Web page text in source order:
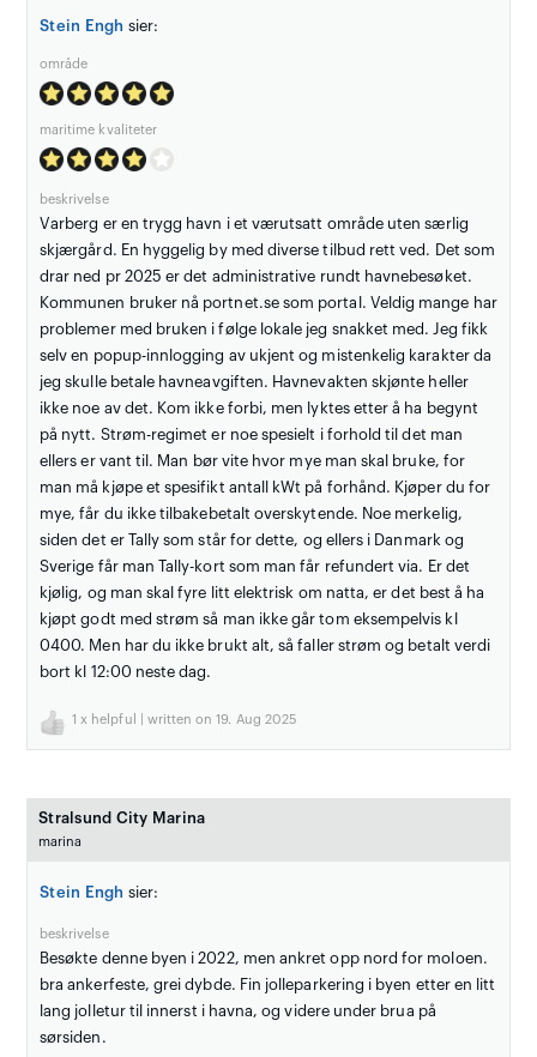
Stein Engh sier:
område
maritime kvaliteter
beskrivelse
Varberg er en trygg havn i et værutsatt område uten særlig
skjærgård. En hyggelig by med diverse tilbud rett ved. Det som
drar ned pr 2025 er det administrative rundt havnebesøket.
Kommunen bruker nå portnet.se som portal. Veldig mange har
problemer med bruken i følge lokale jeg snakket med. Jeg fikk
selv en popup-innlogging av ukjent og mistenkelig karakter da
jeg skulle betale havneavgiften. Havnevakten skjønte heller
ikke noe av det. Kom ikke forbi, men lyktes etter å ha begynt
på nytt. Strøm-regimet er noe spesielt i forhold til det man
ellers er vant til. Man bør vite hvor mye man skal bruke, for
man må kjøpe et spesifikt antall kWt på forhånd. Kjøper du for
mye, får du ikke tilbakebetalt overskytende. Noe merkelig,
siden det er Tally som står for dette, og ellers i Danmark og
Sverige får man Tally-kort som man får refundert via. Er det
kjølig, og man skal fyre litt elektrisk om natta, er det best å ha
kjøpt godt med strøm så man ikke går tom eksempelvis kl
0400. Men har du ikke brukt alt, så faller strøm og betalt verdi
bort kl 12:00 neste dag.
1 x helpful | written on 19. Aug 2025
Stralsund City Marina
marina
Stein Engh sier:
beskrivelse
Besøkte denne byen i 2022, men ankret opp nord for moloen.
bra ankerfeste, grei dybde. Fin jolleparkering i byen etter en litt
lang jolletur til innerst i havna, og videre under brua på
sørsiden.